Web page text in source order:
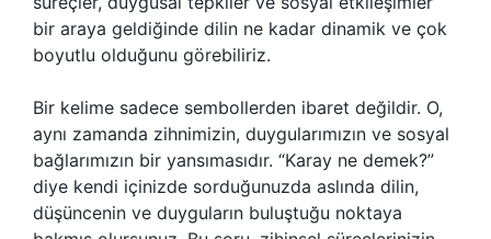
bir araya geldiğinde dilin ne kadar dinamik ve çok
boyutlu olduğunu görebiliriz.
Bir kelime sadece sembollerden ibaret değildir. O,
aynı zamanda zihnimizin, duygularımızın ve sosyal
bağlarımızın bir yansımasıdır. “Karay ne demek?”
diye kendi içinizde sorduğunuzda aslında dilin,
düşüncenin ve duyguların buluştuğu noktaya